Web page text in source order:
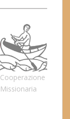
Cooperazione
Missionaria